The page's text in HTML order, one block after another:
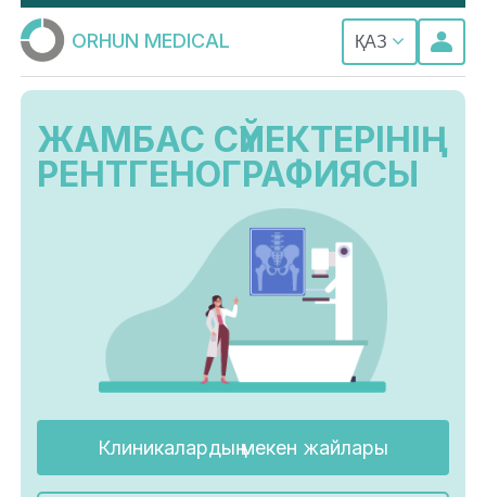
ORHUN MEDICAL ҚАЗ
ЖАМБАС СҮЙЕКТЕРІНІҢ
РЕНТГЕНОГРАФИЯСЫ
Клиникалардың мекен жайлары